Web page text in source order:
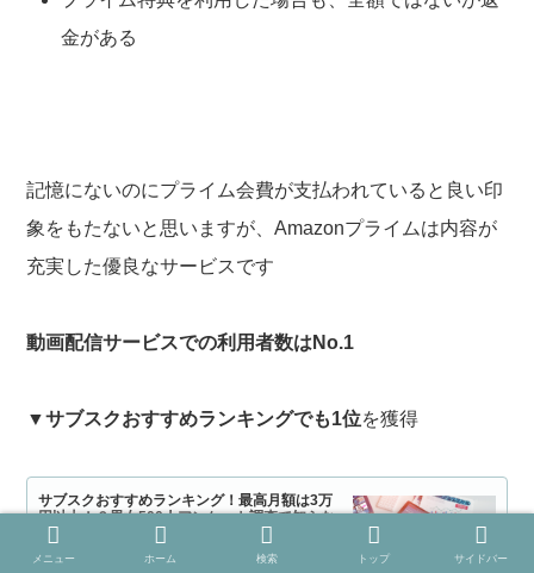
金がある
記憶にないのにプライム会費が支払われていると良い印
象をもたないと思いますが、Amazonプライムは内容が
充実した優良なサービスです
動画配信サービスでの利用者数はNo.1
▼サブスクおすすめランキングでも1位を獲得
サブスクおすすめランキング！最高月額は3万
円以上！？男女500人アンケート調査で知らな
日 17時00分）サブスクおすすめランキング！最高月額は
メニュー ホーム 検索 トップ サイドバー